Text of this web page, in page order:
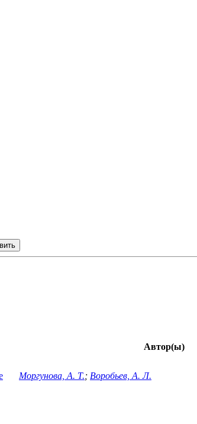
Автор(ы)
Моргунова, А. Т.; Воробьев, А. Л.